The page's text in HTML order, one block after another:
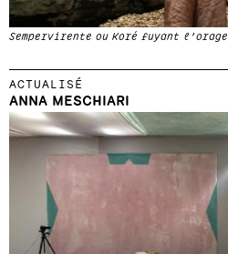
Sempervirente ou Koré fuyant l’orage
ACTUALISÉ
ANNA MESCHIARI